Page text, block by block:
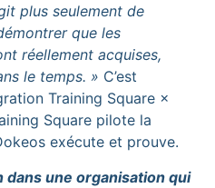
plus seulement de
que les
réellement acquises,
le temps. » C’est
Training Square ×
Square pilote la
exécute et prouve.
dans une organisation qui